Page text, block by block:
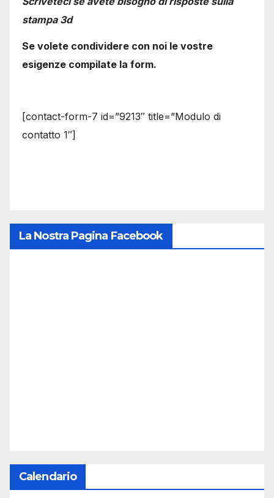
stampa 3d
Se volete condividere con noi le vostre
esigenze compilate la form.
[contact-form-7 id=”9213″ title=”Modulo di
contatto 1″]
La Nostra Pagina Facebook
Calendario